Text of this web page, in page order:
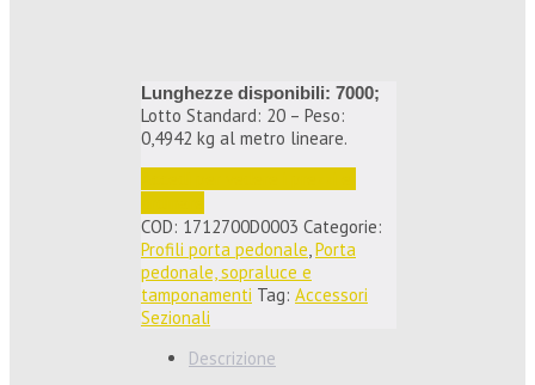
Lunghezze disponibili: 7000;
Lotto Standard: 20 – Peso:
0,4942 kg al metro lineare.
COD: 1712700D0003 Categorie:
Profili porta pedonale,Porta
pedonale, sopraluce e
tamponamenti Tag: Accessori
Sezionali
Descrizione